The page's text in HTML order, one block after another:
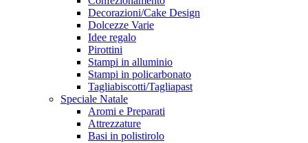
Decorazioni/Cake Design
Dolcezze Varie
Idee regalo
Pirottini
Stampi in alluminio
Stampi in policarbonato
Tagliabiscotti/Tagliapast
Speciale Natale
Aromi e Preparati
Attrezzature
Basi in polistirolo